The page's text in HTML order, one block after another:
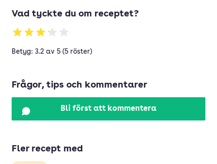
Vad tyckte du om receptet?
Betyg: 3.2 av 5 (5 röster)
Frågor, tips och kommentarer
Bli först att kommentera
Fler recept med